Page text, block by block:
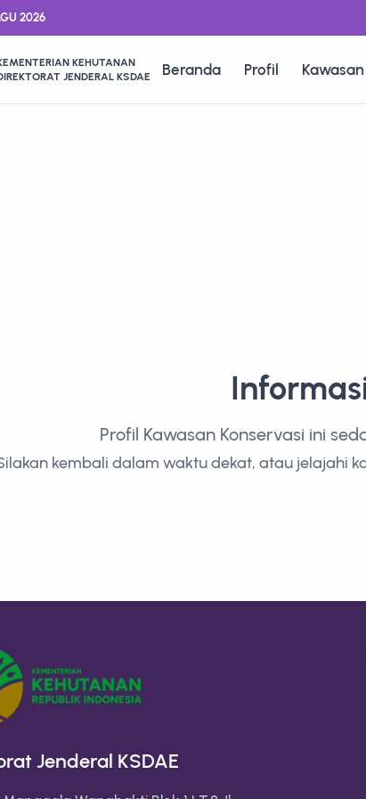
2026
KEHUTANAN
JENDERAL KSDAE
Beranda Profil
Profil Kawasan Konservasi ini
kembali dalam waktu dekat, atau jelajahi
Jenderal KSDAE